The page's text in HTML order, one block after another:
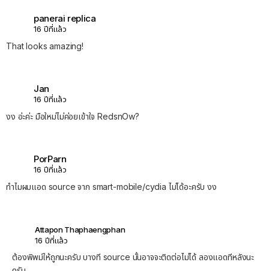
panerai replica
16 ปีที่แล้ว
That looks amazing!
Jan
16 ปีที่แล้ว
งง อ่ะค่ะ มือใหม่ไม่ค่อยเข้าใจ RedsnOw?
PorParn
16 ปีที่แล้ว
ทำไมผมแอด source จาก smart-mobile/cydia ไม่ได้อะครับ งง
Attapon Thaphaengphan
16 ปีที่แล้ว
ต้องพิพม์ให้ถูกนะครับ บางที source นั้นอาจจะติดต่อไม่ได้ ลองแอดทีหลังนะ